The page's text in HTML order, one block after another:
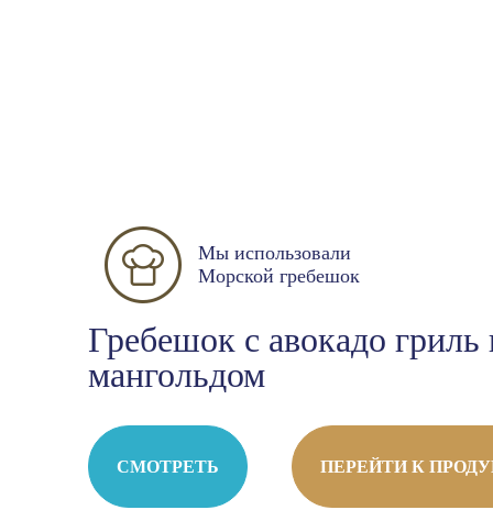
Мы использовали
Морской гребешок
Гребешок с авокадо гриль
мангольдом
СМОТРЕТЬ ПЕРЕЙТИ К